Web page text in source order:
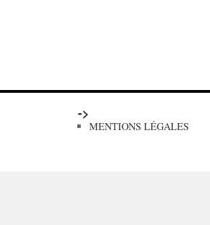
->
MENTIONS LÉGALES